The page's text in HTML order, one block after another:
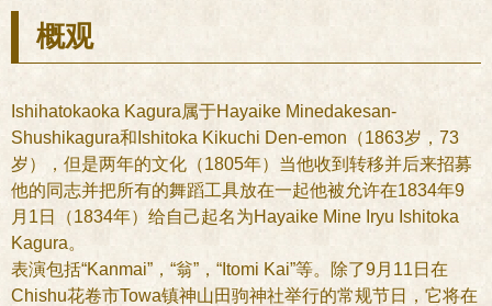
概观
Ishihatokaoka Kagura属于Hayaike Minedakesan-
Shushikagura和Ishitoka Kikuchi Den-emon（1863岁，73
岁），但是两年的文化（1805年）当他收到转移并后来招募
他的同志并把所有的舞蹈工具放在一起他被允许在1834年9
月1日（1834年）给自己起名为Hayaike Mine Iryu Ishitoka
Kagura。
表演包括“Kanmai”，“翁”，“Itomi Kai”等。除了9月11日在
Chishu花卷市Towa镇神山田驹神社举行的常规节日，它将在